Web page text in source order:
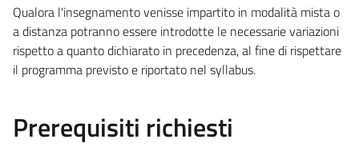
Qualora l'insegnamento venisse impartito in modalità mista o
a distanza potranno essere introdotte le necessarie variazioni
rispetto a quanto dichiarato in precedenza, al fine di rispettare
il programma previsto e riportato nel syllabus.
Prerequisiti richiesti